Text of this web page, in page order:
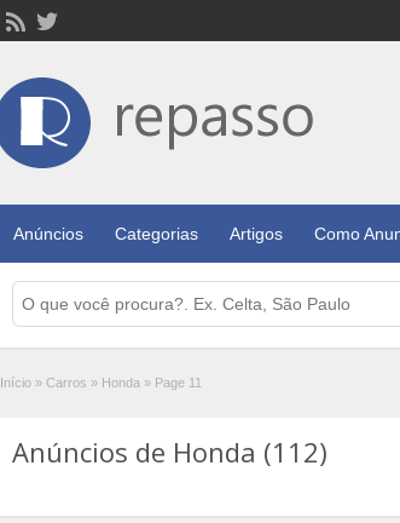
Anúncios Categorias Artigos Como
Início » Carros » Honda » Page 11
Anúncios de Honda (112)